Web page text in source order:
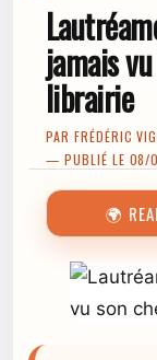
jamais
librairie
PAR FRÉDÉRIC
— PUBLIÉ LE 08/
🌍